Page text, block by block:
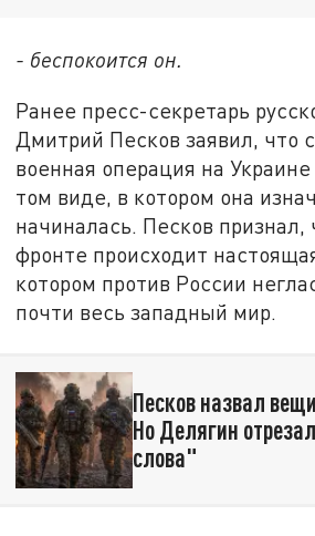
- беспокоится он.
Ранее пресс-секретарь
Дмитрий Песков заявил, что
военная операция на
том виде, в котором она
начиналась. Песков признал,
фронте происходит
котором против России
почти весь западный мир.
Песков назвал
Но Делягин
слова"